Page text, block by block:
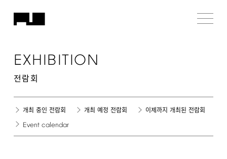
EXHIBITION
전람회
개최 중인 전람회 개최 예정 전람회 이제까지 개최된 전람회
Event calendar